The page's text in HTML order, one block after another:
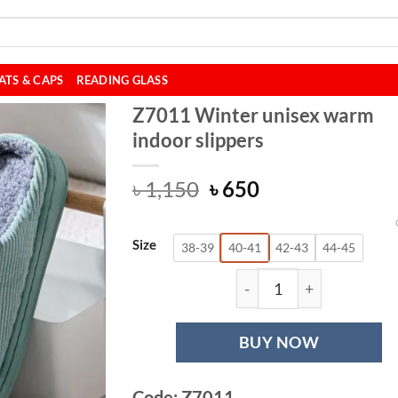
& CAPS READING GLASS
Z7011 Winter unisex warm
indoor slippers
৳1,150 Original
was:
৳ 1,150.
৳650Current
is:
৳ 650.
Size 38-39 40-41 42-43 44-45
Z7011 Winter
BUY NOW